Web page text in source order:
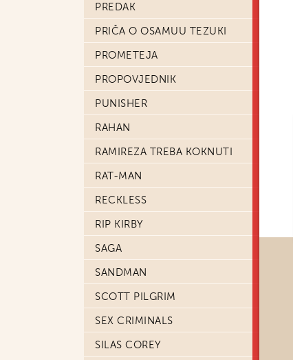
PREDAK
PRIČA O OSAMUU TEZUKI
PROMETEJA
PROPOVJEDNIK
PUNISHER
RAHAN
RAMIREZA TREBA KOKNUTI
RAT-MAN
RECKLESS
RIP KIRBY
SAGA
SANDMAN
SCOTT PILGRIM
SEX CRIMINALS
SILAS COREY